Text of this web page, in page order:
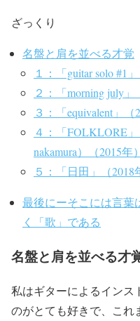
ざっくり
名盤と肩を並べる才覚
１：「guitar solo #1」
２：「morning july」
３：「equivalent」（
４：「FOLKLORE
nakamura）（2015年）
５：「日田」（2018
最後にーそこには言葉
く「歌」である
名盤と肩を並べる才
私はギターによるインス
のがとても好きで、これ